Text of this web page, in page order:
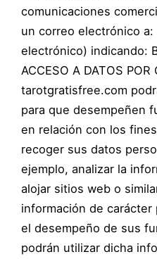
comunicaciones
un correo electrónico a:
electrónico) indicando:
ACCESO A DATOS POR
tarotgratisfree.com
para que desempeñen
en relación con los
recoger sus datos
ejemplo, analizar la
alojar sitios web o
información de carácter
el desempeño de sus
podrán utilizar dicha